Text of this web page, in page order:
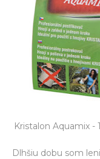
Kristalon Aquamix -
Dlhšiu dobu som